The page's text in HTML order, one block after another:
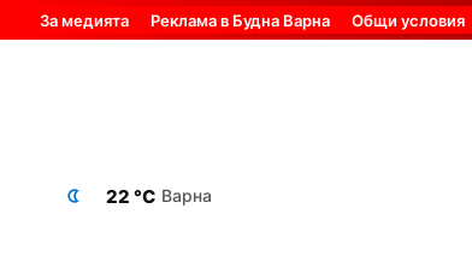
За медията Реклама в Будна Варна Общи условия
22 °C Варна